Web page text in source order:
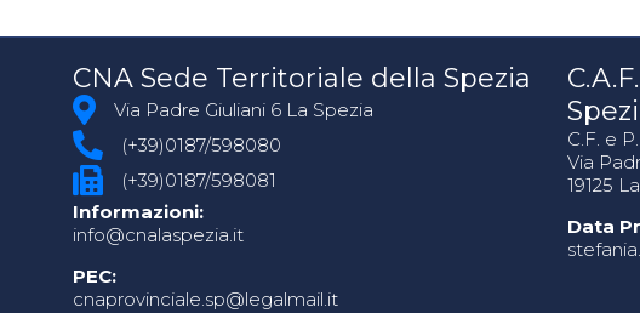
CNA Sede Territoriale della Spezia
Via Padre Giuliani 6 La Spezia
(+39)0187/598080
(+39)0187/598081
Informazioni:
info@cnalaspezia.it
PEC:
cnaprovinciale.sp@legalmail.it
C.F. e
Via
19125
Data